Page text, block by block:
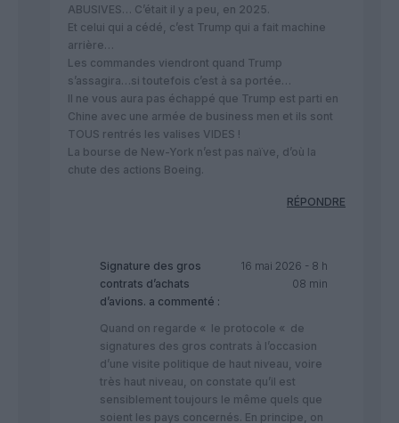
ABUSIVES… C’était il y a peu, en 2025.
Et celui qui a cédé, c’est Trump qui a fait machine
arrière…
Les commandes viendront quand Trump
s’assagira…si toutefois c’est à sa portée…
Il ne vous aura pas échappé que Trump est parti en
Chine avec une armée de business men et ils sont
TOUS rentrés les valises VIDES !
La bourse de New-York n’est pas naïve, d’où la
chute des actions Boeing.
RÉPONDRE
Signature des gros
contrats d’achats
d’avions. a commenté :
16 mai 2026 - 8 h
08 min
Quand on regarde « le protocole « de
signatures des gros contrats à l’occasion
d’une visite politique de haut niveau, voire
très haut niveau, on constate qu’il est
sensiblement toujours le même quels que
soient les pays concernés. En principe, on